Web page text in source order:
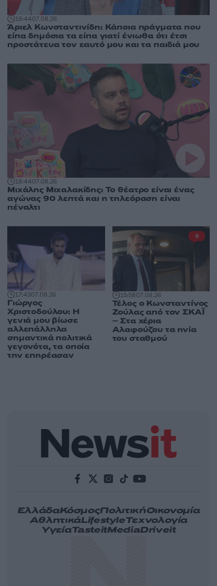
19:4407.08.26
Άριελ Κωνσταντινίδη: Κάποια πράγματα που
είπα δημόσια τα είπα γιατί ένιωθα ότι έτσι
προστάτευα τον εαυτό μου και τα παιδιά μου
18:4407.08.26
Μιχάλης Μιχαλακίδης: Το θέατρο είναι ένας
αγώνας 90 λεπτά και η τηλεόραση είναι
πέναλτι
17:4307.08.26
Γιώργος
Χριστοδούλου: Η
γενιά μου βίωσε
αλλεπάλληλα
σημαντικά πολιτικά
γεγονότα, τα οποία
την επηρέασαν
15:5807.08.26
Τέλος ο Κωνσταντίνος
Ζούλας από τον ΣΚΑΪ
– Στα χέρια
Αλαφούζου τα ηνία
του σταθμού
9
ΕλλάδαΚόσμοςΠολιτικήΟικονομία
ΑθλητικάLifestyleΤεχνολογία
ΥγείαTasteitMediaDriveit